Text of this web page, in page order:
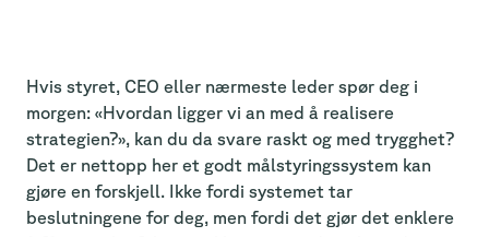
Hvis styret, CEO eller nærmeste leder spør deg i
morgen: «Hvordan ligger vi an med å realisere
strategien?», kan du da svare raskt og med trygghet?
Det er nettopp her et godt målstyringssystem kan
gjøre en forskjell. Ikke fordi systemet tar
beslutningene for deg, men fordi det gjør det enklere